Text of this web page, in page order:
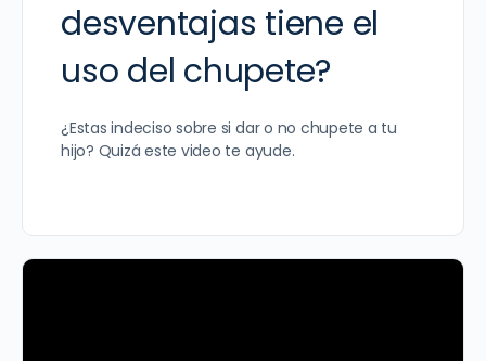
desventajas tiene el
uso del chupete?
¿Estas indeciso sobre si dar o no chupete a tu
hijo? Quizá este video te ayude.